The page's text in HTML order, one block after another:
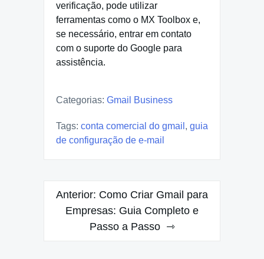
verificação, pode utilizar
ferramentas como o MX Toolbox e,
se necessário, entrar em contato
com o suporte do Google para
assistência.
Categorias: Gmail Business
Tags: conta comercial do gmail , guia
de configuração de e-mail
Navegação
Anterior: Como Criar Gmail para
Empresas: Guia Completo e
Passo a Passo